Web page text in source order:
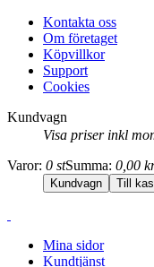
Kontakta oss
Om företaget
Köpvillkor
Support
Cookies
Kundvagn
Visa priser inkl
Varor: 0 stSumma: 0,00
Mina sidor
Kundtjänst